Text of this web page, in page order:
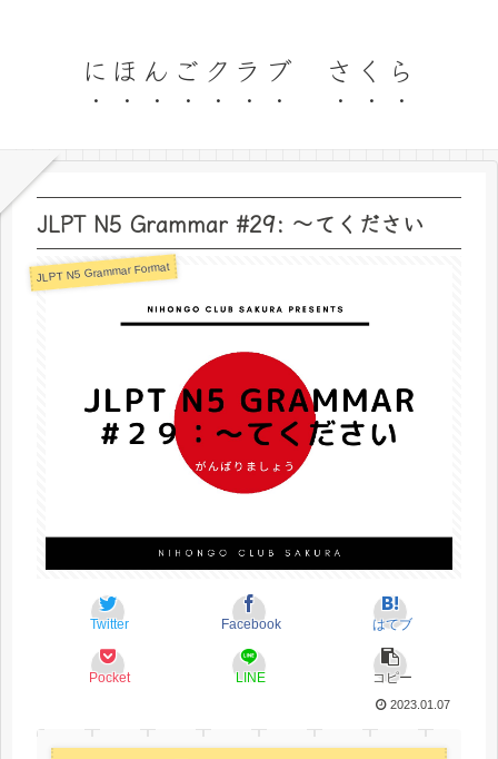
にほんごクラブ さくら
JLPT N5 Grammar #29: 〜てください
JLPT N5 Grammar Format
Twitter Facebook はてブ
Pocket LINE コピー
2023.01.07